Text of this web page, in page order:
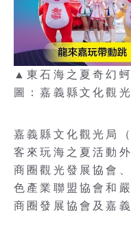
▲東石海之夏奇幻
圖：嘉義縣文化觀
嘉義縣文化觀光局
客來玩海之夏活動
商圈觀光發展協會
色產業聯盟協會和
商圈發展協會及嘉